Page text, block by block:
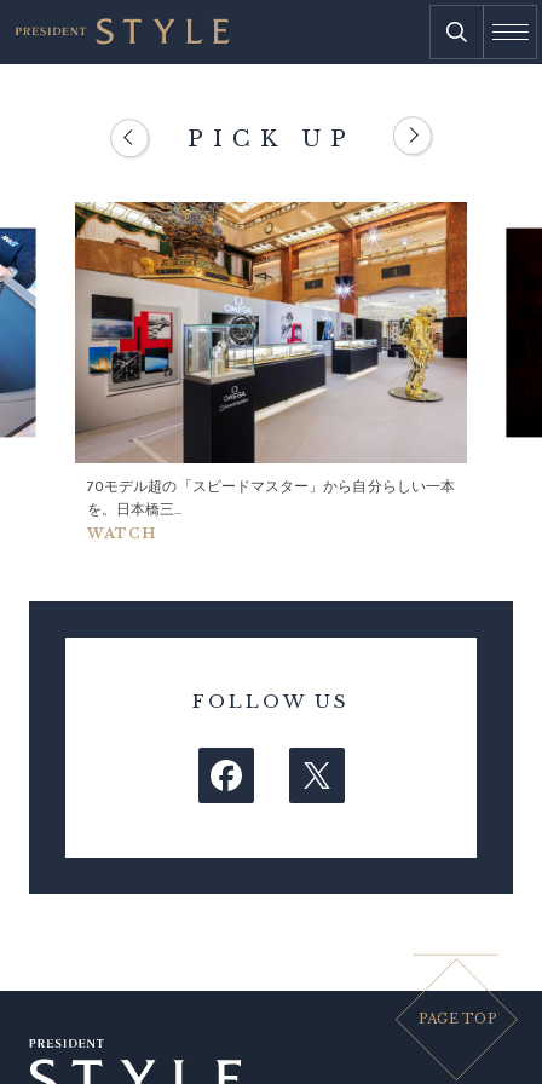
PICK UP
70モデル超の「スピードマスター」から自分らしい一本
を。日本橋三...
WATCH
FOLLOW US
PAGE TOP